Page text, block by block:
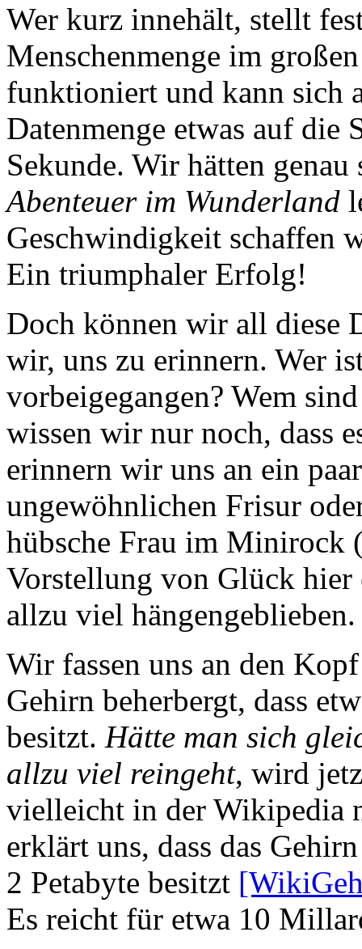
Wer kurz innehält, stellt
Menschenmenge im
funktioniert und kann sich
Datenmenge etwas auf
Sekunde. Wir hätten
Abenteuer im Wunderland
Geschwindigkeit schaffen
Ein triumphaler Erfolg!
Doch können wir all diese
wir, uns zu erinnern. Wer
vorbeigegangen? Wem
wissen wir nur noch, dass
erinnern wir uns an ein
ungewöhnlichen Frisur
hübsche Frau im Minirock
Vorstellung von Glück
allzu viel hängengeblieben.
Wir fassen uns an den
Gehirn beherbergt, dass
besitzt. Hätte man sich
allzu viel reingeht, wird
vielleicht in der Wikipedia
erklärt uns, dass das
2 Petabyte besitzt
Es reicht für etwa 10